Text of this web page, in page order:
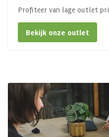
Profiteer van lage outlet
Bekijk onze outlet